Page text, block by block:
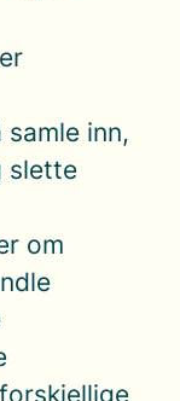
inn,
slette
om